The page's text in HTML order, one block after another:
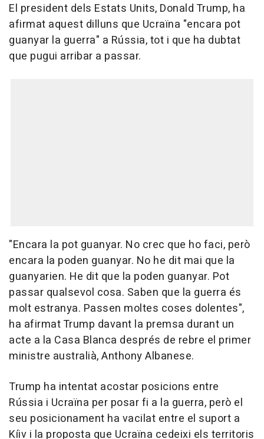
El president dels Estats Units, Donald Trump, ha
afirmat aquest dilluns que Ucraïna "encara pot
guanyar la guerra" a Rússia, tot i que ha dubtat
que pugui arribar a passar.
"Encara la pot guanyar. No crec que ho faci, però
encara la poden guanyar. No he dit mai que la
guanyarien. He dit que la poden guanyar. Pot
passar qualsevol cosa. Saben que la guerra és
molt estranya. Passen moltes coses dolentes",
ha afirmat Trump davant la premsa durant un
acte a la Casa Blanca després de rebre el primer
ministre australià, Anthony Albanese.
Trump ha intentat acostar posicions entre
Rússia i Ucraïna per posar fi a la guerra, però el
seu posicionament ha vacilat entre el suport a
Kíiv i la proposta que Ucraïna cedeixi els territoris